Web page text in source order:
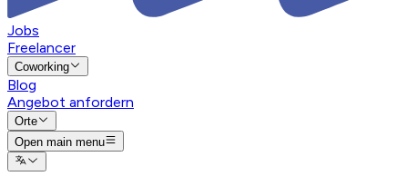
Jobs
Freelancer
Coworking
Blog
Angebot anfordern
Orte
Open main menu